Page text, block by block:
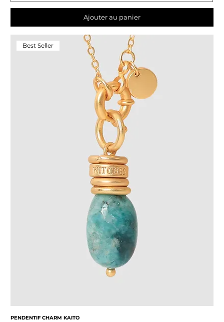
Ajouter au panier
Best Seller
PENDENTIF CHARM KAITO